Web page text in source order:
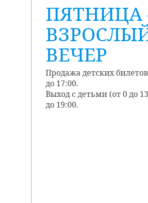
ВЕЧЕР
Продажа детских билетов
до 17:00.
Выход с детьми (от 0 до
до 19:00.